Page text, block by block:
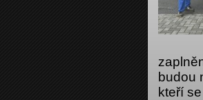
budou
kteří